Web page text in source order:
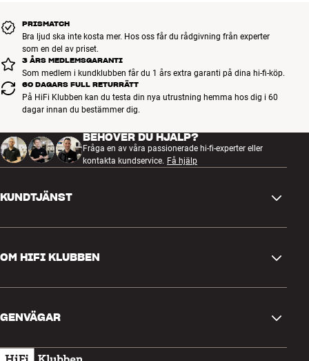
PRISMATCH
Bra ljud ska inte kosta mer. Hos oss får du rådgivning från experter
som en del av priset.
3 ÅRS MEDLEMSGARANTI
Som medlem i kundklubben får du 1 års extra garanti på dina hi-fi-köp.
60 DAGARS FULL RETURRÄTT
På HiFi Klubben kan du testa din nya utrustning hemma hos dig i 60
dagar innan du bestämmer dig.
BEHÖVER DU HJÄLP?
Fråga en av våra passionerade hi-fi-experter eller
kontakta kundservice. Få hjälp
KUNDTJÄNST
Retur och reklamation
Ångra beställning
OM HIFI KLUBBEN
Kundklubb
GENVÄGAR